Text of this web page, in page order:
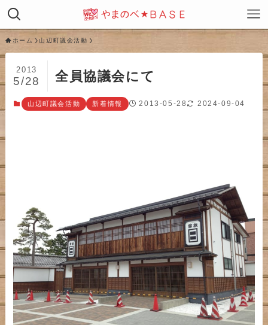
ホーム 山辺町議会活動
全員協議会にて
2013
5/28
山辺町議会活動 新着情報 2013-05-28 2024-09-04